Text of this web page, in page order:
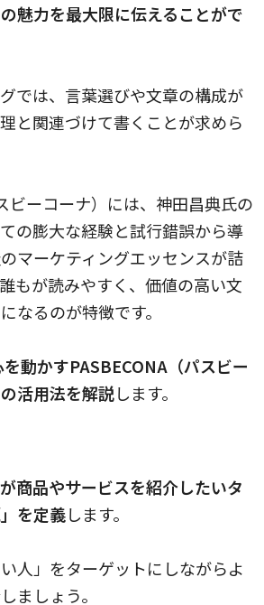
魅力を最大限に伝えることがで
では、言葉選びや文章の構成が
と関連づけて書くことが求めら
ビーコーナ）には、神田昌典氏の
の膨大な経験と試行錯誤から導
マーケティングエッセンスが詰
もが読みやすく、価値の高い文
なるのが特徴です。
を動かすPASBECONA（パスビー
活用法を解説します。
商品やサービスを紹介したいタ
を定義します。
人」をターゲットにしながらよ
ましょう。